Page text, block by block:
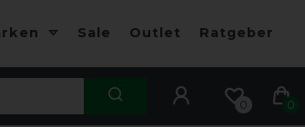
Sale Outlet Ratgeber
0 0